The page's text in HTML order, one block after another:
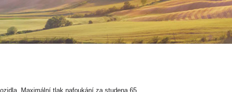
Maximální tlak nafoukání za studena 65